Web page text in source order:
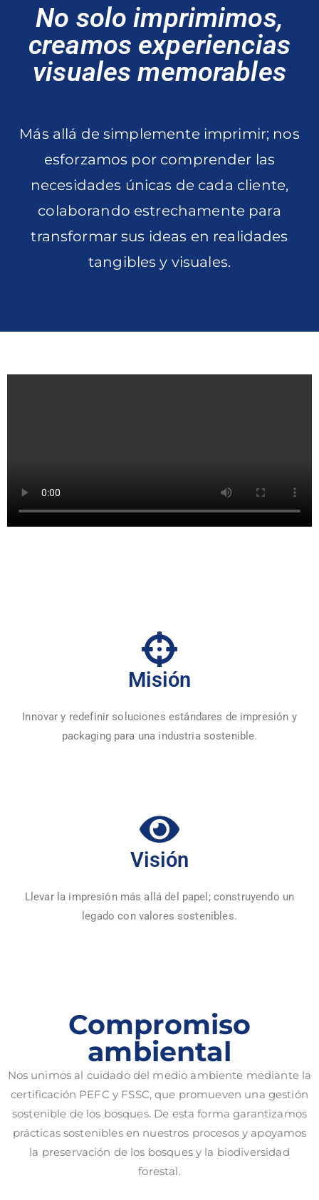
No solo imprimimos,
creamos experiencias
visuales memorables
Más allá de simplemente imprimir; nos
esforzamos por comprender las
necesidades únicas de cada cliente,
colaborando estrechamente para
transformar sus ideas en realidades
tangibles y visuales.
Misión
Innovar y redefinir soluciones estándares de impresión y
packaging para una industria sostenible.
Visión
Llevar la impresión más allá del papel; construyendo un
legado con valores sostenibles.
Compromiso
ambiental
Nos unimos al cuidado del medio ambiente mediante la
certificación PEFC y FSSC, que promueven una gestión
sostenible de los bosques. De esta forma garantizamos
prácticas sostenibles en nuestros procesos y apoyamos
la preservación de los bosques y la biodiversidad
forestal.